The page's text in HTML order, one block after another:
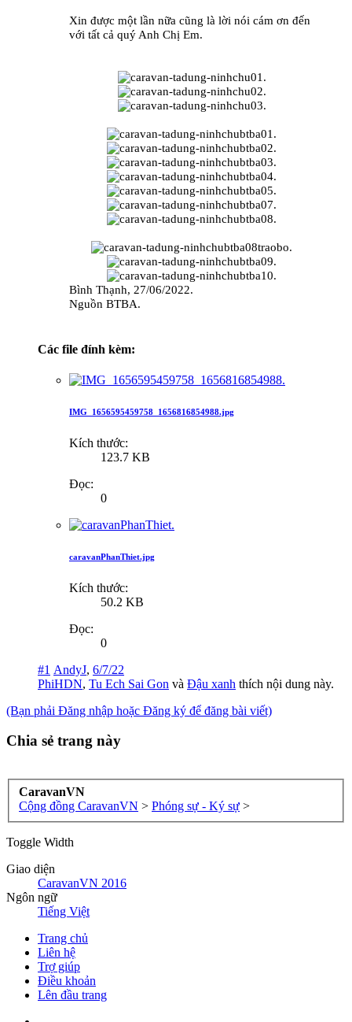
Xin được một lần nữa cũng là lời nói cám ơn đến
với tất cả quý Anh Chị Em.
Bình Thạnh, 27/06/2022.
Nguồn BTBA.
Các file đính kèm:
IMG_1656595459758_1656816854988.jpg
Kích thước:
123.7 KB
Đọc:
0
caravanPhanThiet.jpg
Kích thước:
50.2 KB
Đọc:
0
#1 AndyJ, 6/7/22
PhiHDN, Tu Ech Sai Gon và Đậu xanh thích nội dung này.
(Bạn phải Đăng nhập hoặc Đăng ký để đăng bài viết)
Chia sẻ trang này
CaravanVN
Cộng đồng CaravanVN > Phóng sự - Ký sự >
Toggle Width
Giao diện
CaravanVN 2016
Ngôn ngữ
Tiếng Việt
Trang chủ
Liên hệ
Trợ giúp
Điều khoản
Lên đầu trang